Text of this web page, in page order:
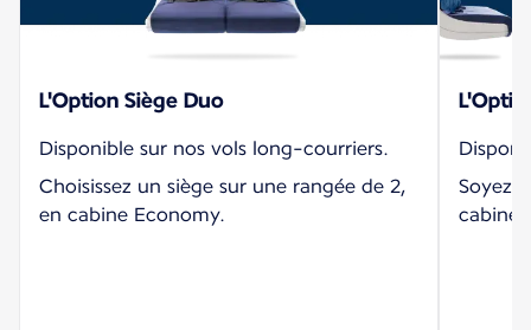
L'Option Siège Duo
Disponible sur nos vols long-courriers.
Choisissez un siège sur une rangée de 2,
en cabine Economy.
Soyez
cabine